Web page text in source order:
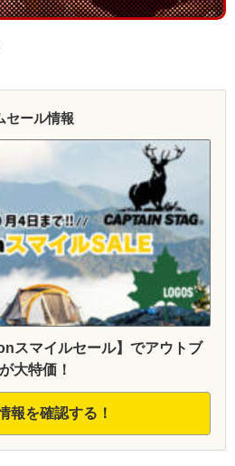
セール情報
スマイルセール】でアウトブ
大特価！
報を確認する！